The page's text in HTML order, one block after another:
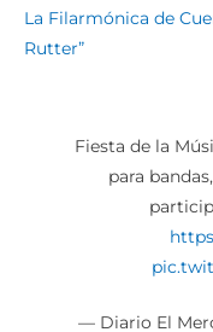
La Filarmónica de
Rutter”
Fiesta de la
para
— Diario El